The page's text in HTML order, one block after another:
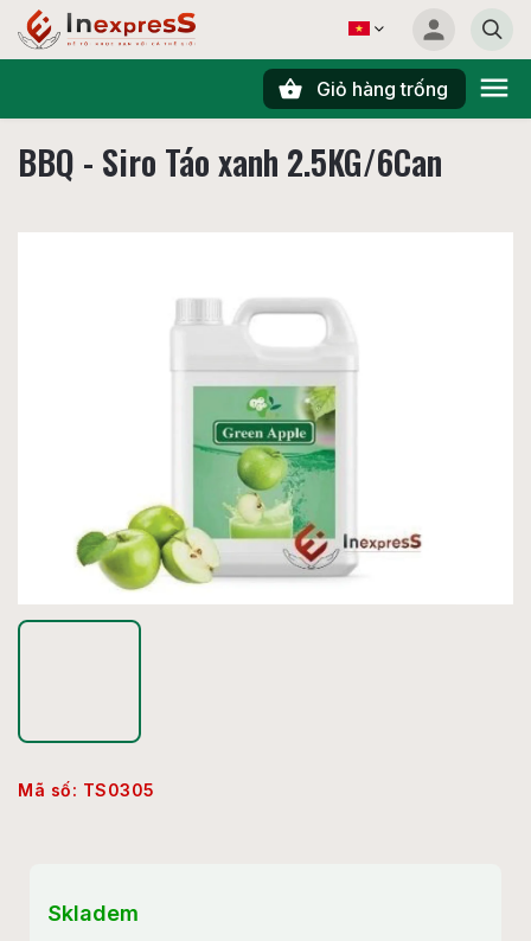
Giỏ hàng trống
BBQ - Siro Táo xanh 2.5KG/6Can
Mã số: TS0305
Skladem